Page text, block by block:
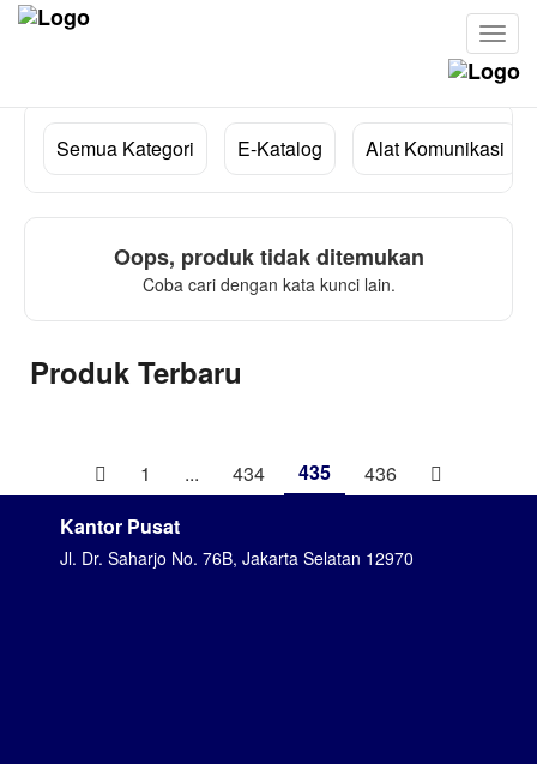
Semua Kategori E-Katalog Alat Komunikasi
Oops, produk tidak ditemukan
Coba cari dengan kata kunci lain.
Produk Terbaru
1 ... 434 435
436
Kantor Pusat
Jl. Dr. Saharjo No. 76B, Jakarta Selatan 12970